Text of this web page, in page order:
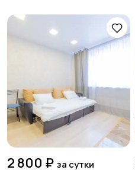
2 800 ₽ за сутки